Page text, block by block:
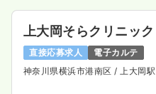
上大岡そらクリニック
直接応募求人
電子カルテ
神奈川県横浜市港南区/ 上大岡